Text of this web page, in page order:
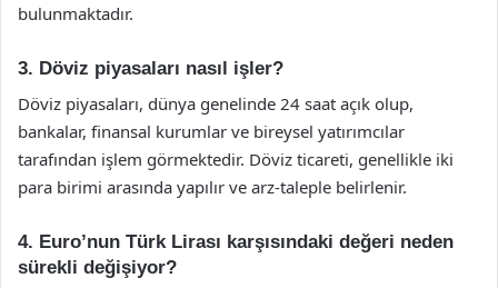
bulunmaktadır.
3. Döviz piyasaları nasıl işler?
Döviz piyasaları, dünya genelinde 24 saat açık olup,
bankalar, finansal kurumlar ve bireysel yatırımcılar
tarafından işlem görmektedir. Döviz ticareti, genellikle iki
para birimi arasında yapılır ve arz-taleple belirlenir.
4. Euro’nun Türk Lirası karşısındaki değeri neden
sürekli değişiyor?